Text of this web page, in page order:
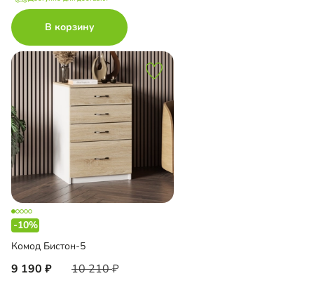
В корзину
-10%
Комод Бистон-5
9 190 10 210